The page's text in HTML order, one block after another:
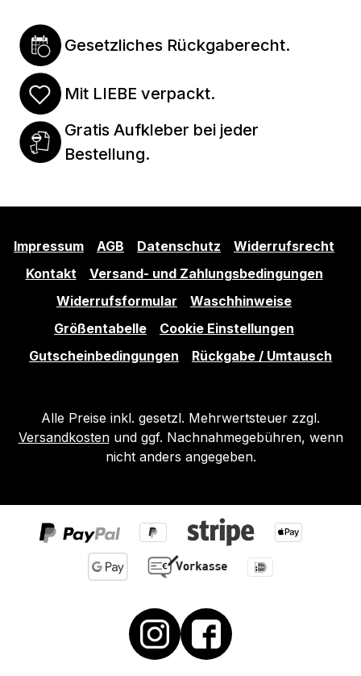
Gesetzliches Rückgaberecht.
Mit LIEBE verpackt.
Gratis Aufkleber bei jeder
Bestellung.
Impressum AGB Datenschutz
Widerrufsrecht
Kontakt
Versand- und Zahlungsbedingungen
Widerrufsformular
Waschhinweise
Größentabelle
Cookie Einstellungen
Gutscheinbedingungen
Rückgabe / Umtausch
Alle Preise inkl. gesetzl. Mehrwertsteuer zzgl.
Versandkostenund ggf. Nachnahmegebühren, wenn
nicht anders angegeben.